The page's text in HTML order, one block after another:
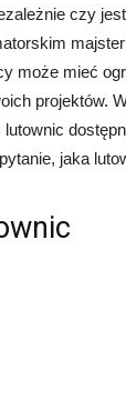
czy
może mieć
projektów.
jaka